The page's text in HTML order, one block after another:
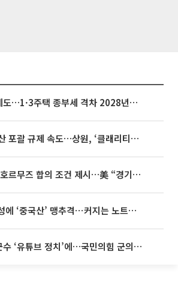
종부세 개편에도…1·3주택 종부세 격차 2028년부터 확대
미국, 가상자산 포괄 규제 속도…상원, ‘클래리티법’ 9월 절차투표 추진
이란, 미국에 호르무즈 합의 조건 제시…美 “경기 아직 안 끝나” [종합]
맥북 품은 삼성에 ‘중국산’ 맹추격⋯커지는 노트북 OLED 시장
우성빈 기장군수 ‘유튜브 정치’에…국민의힘 군의원들 집단 반발